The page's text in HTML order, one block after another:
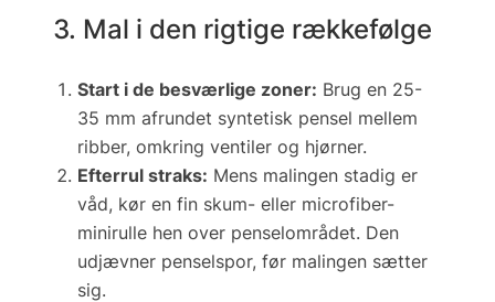
3. Mal i den rigtige rækkefølge
Start i de besværlige zoner: Brug en 25-
35 mm afrundet syntetisk pensel mellem
ribber, omkring ventiler og hjørner.
Efterrul straks: Mens malingen stadig er
våd, kør en fin skum- eller microfiber-
minirulle hen over penselområdet. Den
udjævner penselspor, før malingen sætter
sig.